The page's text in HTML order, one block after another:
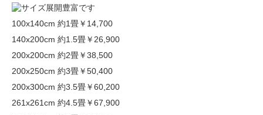
100x140cm 約1畳￥14,700
140x200cm 約1.5畳￥26,900
200x200cm 約2畳￥38,500
200x250cm 約3畳￥50,400
200x300cm 約3.5畳￥60,200
261x261cm 約4.5畳￥67,900